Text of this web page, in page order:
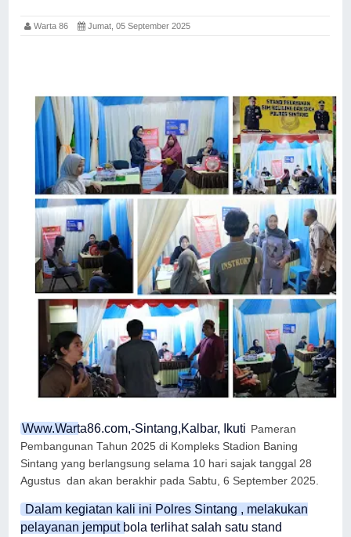
Warta 86 Jumat, 05 September 2025
Www.Warta86.com,-Sintang,Kalbar, Ikuti Pameran
Pembangunan Tahun 2025 di Kompleks Stadion Baning
Sintang yang berlangsung selama 10 hari sajak tanggal 28
Agustus dan akan berakhir pada Sabtu, 6 September 2025.
Dalam kegiatan kali ini Polres Sintang , melakukan
pelayanan jemput bola terlihat salah satu stand